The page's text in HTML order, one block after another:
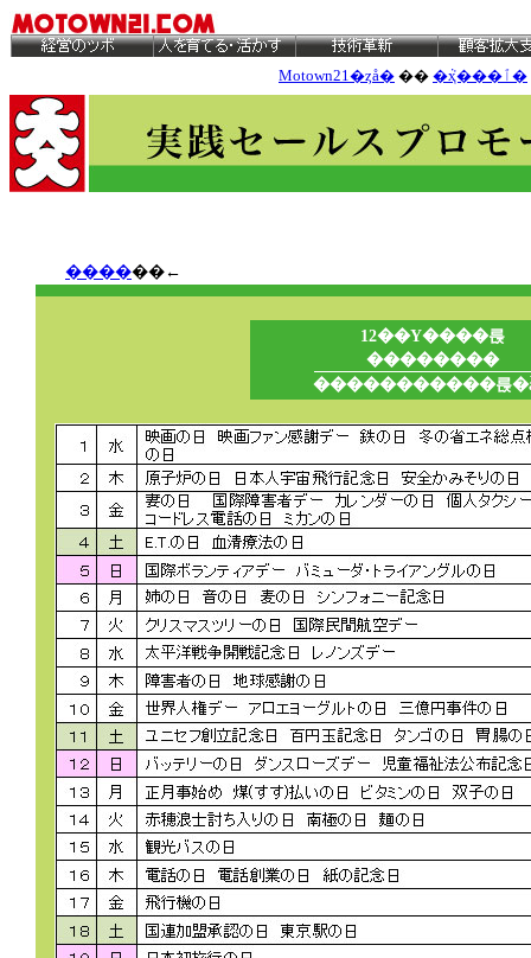
Motown21�ȥå� �� �ܵҳ���ٱ�
������←
12��Υ����륹
��������
�����������륹